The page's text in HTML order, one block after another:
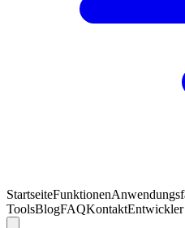
StartseiteFunktionen
ToolsBlogFAQKontaktEntwickler